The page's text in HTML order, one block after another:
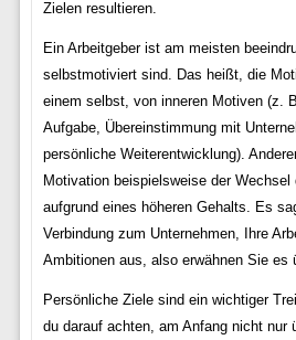
Zielen resultieren.
Ein Arbeitgeber ist am meisten
selbstmotiviert sind. Das heißt, die
einem selbst, von inneren Motiven (z.
Aufgabe, Übereinstimmung mit
persönliche Weiterentwicklung).
Motivation beispielsweise der Wechsel
aufgrund eines höheren Gehalts. Es
Verbindung zum Unternehmen, Ihre
Ambitionen aus, also erwähnen Sie es
Persönliche Ziele sind ein wichtiger
du darauf achten, am Anfang nicht nur